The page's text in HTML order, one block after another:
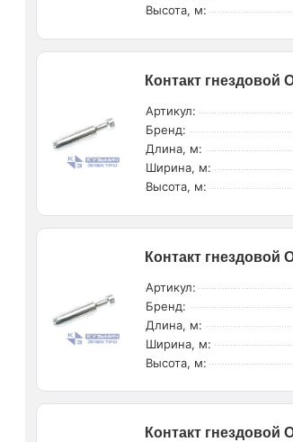
Высота, м:
Контакт гнездовой
Артикул:
Бренд:
Длина, м:
Ширина, м:
Высота, м:
Контакт гнездовой
Артикул:
Бренд:
Длина, м:
Ширина, м:
Высота, м:
Контакт гнездовой